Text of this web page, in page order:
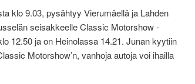
klo 9.03, pysähtyy Vierumäellä ja Lahden
seisakkeelle Classic Motorshow -
12.50 ja on Heinolassa 14.21. Junan kyytiin
Motorshow’n, vanhoja autoja voi ihailla